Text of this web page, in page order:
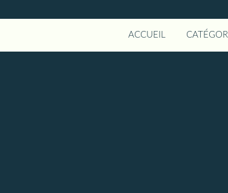
ACCUEIL